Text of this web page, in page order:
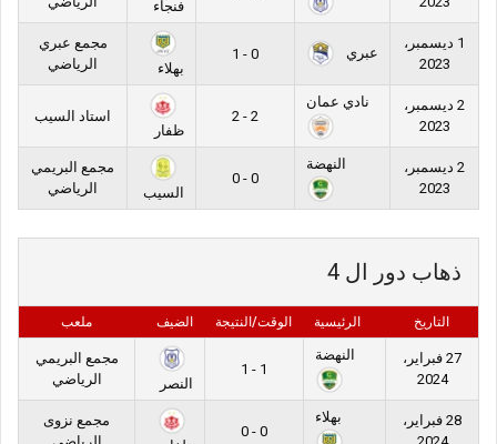
فنجاء
1 ديسمبر،
2023
عبري
0 - 1
بهلاء
مجمع عبري
الرياضي
2 ديسمبر،
2023
نادي عمان
2 - 2
ظفار
استاد السيب
2 ديسمبر،
2023
النهضة
0 - 0
السيب
مجمع البريمي
الرياضي
ذهاب دور ال 4
التاريخ الرئيسية الوقت/النتيجة الضيف ملعب
27 فبراير،
2024
النهضة
1 - 1
النصر
مجمع البريمي
الرياضي
28 فبراير،
بهلاء
0 - 0
مجمع نزوى